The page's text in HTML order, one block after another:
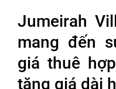
Jumeirah
mang đến
giá thuê
tăng giá dài